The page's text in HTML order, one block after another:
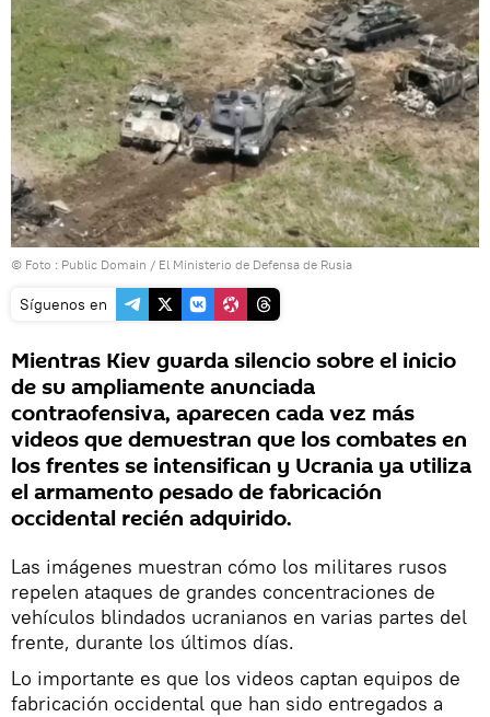
© Foto : Public Domain / El Ministerio de Defensa de Rusia
Síguenos en
Mientras Kiev guarda silencio sobre el inicio
de su ampliamente anunciada
contraofensiva, aparecen cada vez más
videos que demuestran que los combates en
los frentes se intensifican y Ucrania ya utiliza
el armamento pesado de fabricación
occidental recién adquirido.
Las imágenes muestran cómo los militares rusos
repelen ataques de grandes concentraciones de
vehículos blindados ucranianos en varias partes del
frente, durante los últimos días.
Lo importante es que los videos captan equipos de
fabricación occidental que han sido entregados a